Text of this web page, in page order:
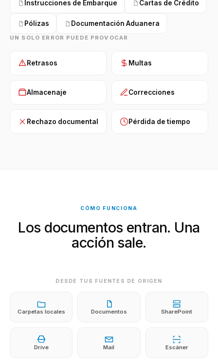
Instrucciones de Embarque Cartas de Crédito
Pólizas Documentación Aduanera
UN SOLO ERROR PUEDE PROVOCAR
Retrasos Multas
Almacenaje Correcciones
Rechazo documental Pérdida de tiempo
CÓMO FUNCIONA
Los documentos entran. Una
acción sale.
DESDE TUS FUENTES DE ORIGEN
Carpetas locales Documentos SharePoint
Drive Mail Escáner